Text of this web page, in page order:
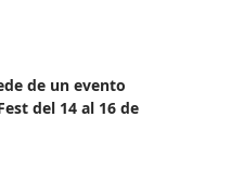
de un evento
del 14 al 16 de